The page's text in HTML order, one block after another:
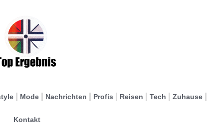
Mode Nachrichten Profis Reisen Tech Zuhause
Kontakt